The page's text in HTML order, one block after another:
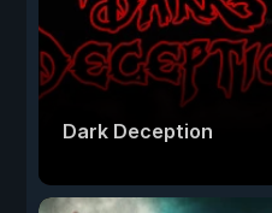
Dark Deception